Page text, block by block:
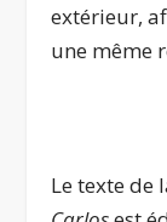
extérieur,
une même
Le texte de